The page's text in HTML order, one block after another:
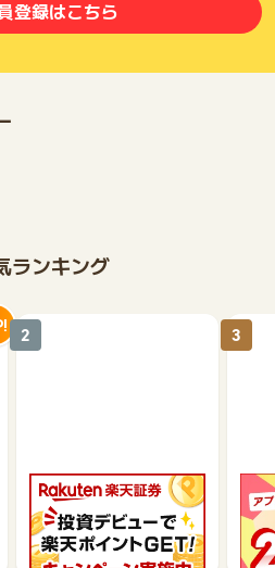
登録はこちら
ランキング
楽天証券【総合口座開設
完了】
7,500
2
【
行】
3